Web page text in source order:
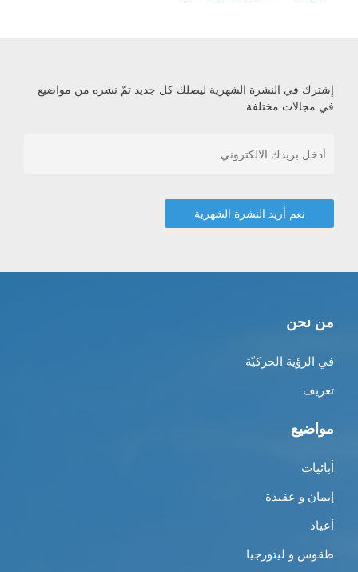
إشترك في النشرة الشهرية ليصلك كل جديد تمّ نشره من مواضيع
في مجالات مختلفة
من نحن
في الرؤية الحركيّة
تعريف
مواضيع
أبائيات
إيمان و عقيدة
أعياد
طقوس و ليتورجيا